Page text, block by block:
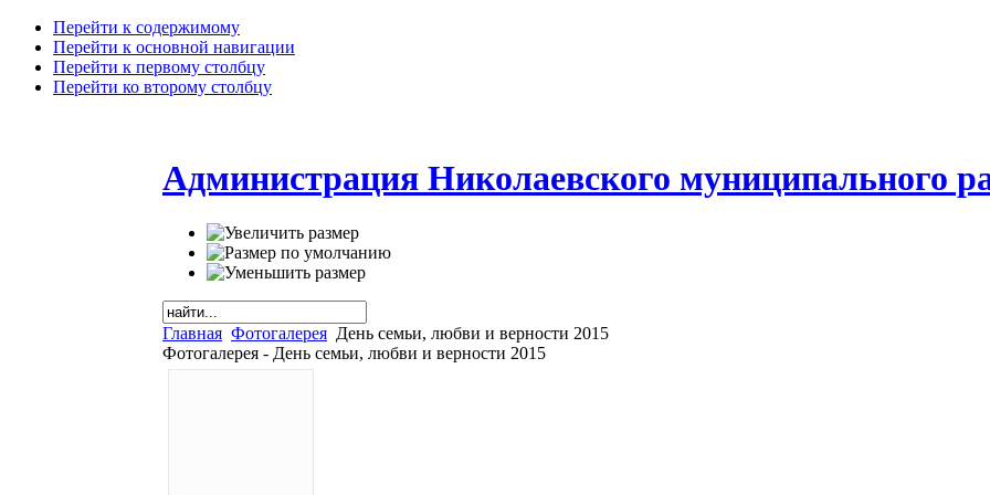
Перейти к содержимому
Перейти к основной навигации
Перейти к первому столбцу
Перейти ко второму столбцу
Администрация Николаевского муниципального
Главная Фотогалерея День семьи, любви и верности 2015
Фотогалерея - День семьи, любви и верности 2015